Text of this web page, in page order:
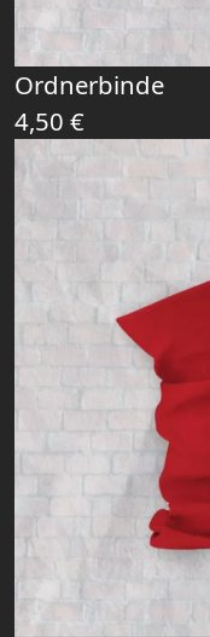
Ordnerbinde
4,50 €